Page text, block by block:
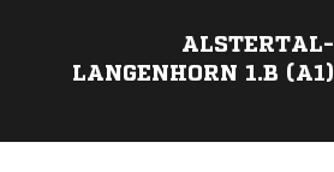
ALSTERTAL-
LANGENHORN 1.B (A1)